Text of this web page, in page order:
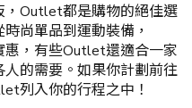
，Outlet都是購物的絕佳選
尚單品到運動裝備，
，有些Outlet還適合一家
的需要。如果你計劃前往
列入你的行程之中！